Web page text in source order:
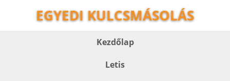
EGYEDI KULCSMÁSOLÁS
Kezdőlap
Letis